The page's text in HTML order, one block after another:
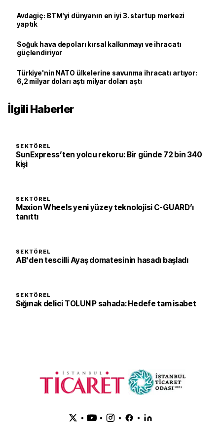
Avdagiç: BTM’yi dünyanın en iyi 3. startup merkezi
yaptık
Soğuk hava depoları kırsal kalkınmayı ve ihracatı
güçlendiriyor
Türkiye'nin NATO ülkelerine savunma ihracatı artıyor:
6,2 milyar doları aştı milyar doları aştı
İlgili Haberler
SEKTÖREL
SunExpress’ten yolcu rekoru: Bir günde 72 bin 340
kişi
SEKTÖREL
Maxion Wheels yeni yüzey teknolojisi C-GUARD’ı
tanıttı
SEKTÖREL
AB'den tescilli Ayaş domatesinin hasadı başladı
SEKTÖREL
Sığınak delici TOLUN P sahada: Hedefe tam isabet
• • • •